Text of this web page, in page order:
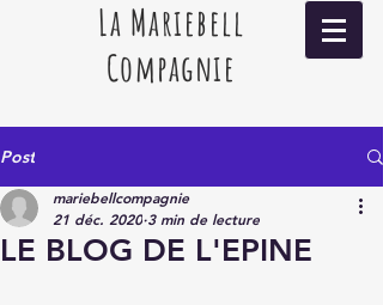
La Mariebell
Compagnie
Post
LE BLOG DE L'EPINE
mariebellcompagnie
21 déc. 2020 3 min de lecture